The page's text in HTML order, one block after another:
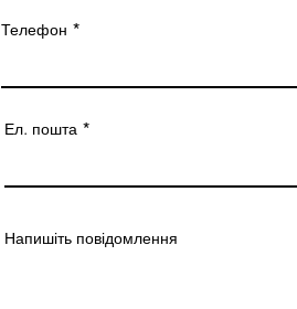
Телефон
Ел. пошта
Напишіть повідомлення